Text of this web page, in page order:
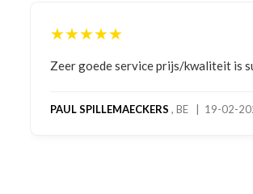
★★★★★
Bestelling gedaan vanwege goede
bestelling al ontvangen met gifts,